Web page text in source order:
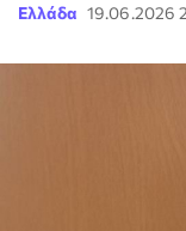
Ελλάδα 19.06.2026